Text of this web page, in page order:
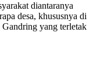
diantaranya
desa, khususnya di
Gandring yang terletak